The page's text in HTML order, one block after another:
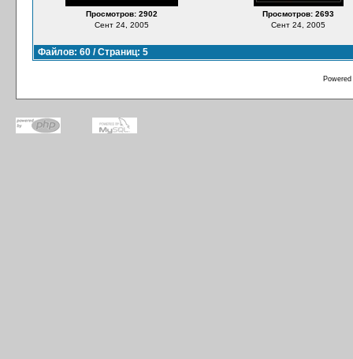
Просмотров: 2902
Сент 24, 2005
Просмотров: 2693
Сент 24, 2005
Файлов: 60 / Страниц: 5